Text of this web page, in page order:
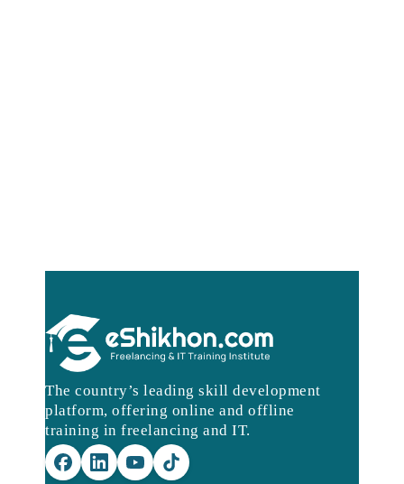
The country’s leading skill development
platform, offering online and offline
training in freelancing and IT.